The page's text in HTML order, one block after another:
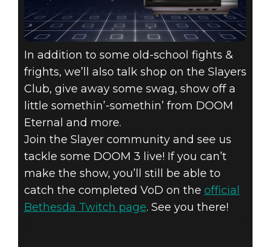
In addition to some old-school fights &
frights, we’ll also talk shop on the Slayers
Club, give away some swag, show off a
little somethin’-somethin’ from DOOM
Eternal and more.
Join the Slayer community and see us
tackle some DOOM 3 live! If you can’t
make the show, you’ll still be able to
catch the completed VoD on the official
Bethesda Twitch page. See you there!